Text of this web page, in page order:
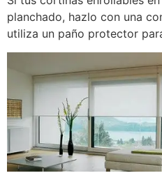
planchado, hazlo con una
utiliza un paño protector